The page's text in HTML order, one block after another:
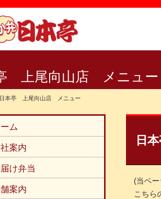
上尾向山店 メニュー
日本亭 上尾向山店 メニュー
日
(当ペ
こちら
ム
案内
け弁当
案内